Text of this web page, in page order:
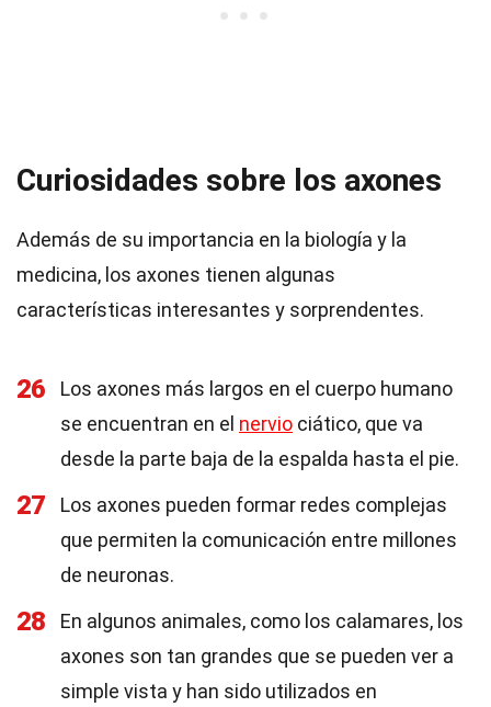
Curiosidades sobre los axones
Además de su importancia en la biología y la
medicina, los axones tienen algunas
características interesantes y sorprendentes.
26
Los axones más largos en el cuerpo humano
se encuentran en el nervio ciático, que va
desde la parte baja de la espalda hasta el pie.
27
Los axones pueden formar redes complejas
que permiten la comunicación entre millones
de neuronas.
28
En algunos animales, como los calamares, los
axones son tan grandes que se pueden ver a
simple vista y han sido utilizados en